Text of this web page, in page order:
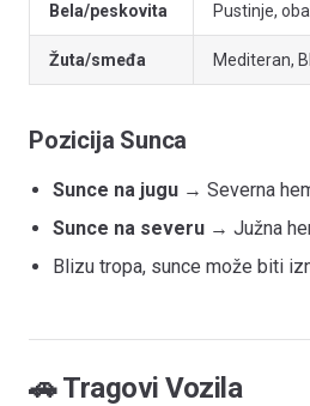
Bela/peskovita Pustinje,
Žuta/smeđa Mediteran,
Pozicija Sunca
Sunce na jugu → Severna
Sunce na severu → Južna
Blizu tropa, sunce može biti
🚗 Tragovi Vozila